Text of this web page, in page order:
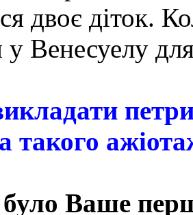
двоє діток.
у Венесуелу
такого
Ваше